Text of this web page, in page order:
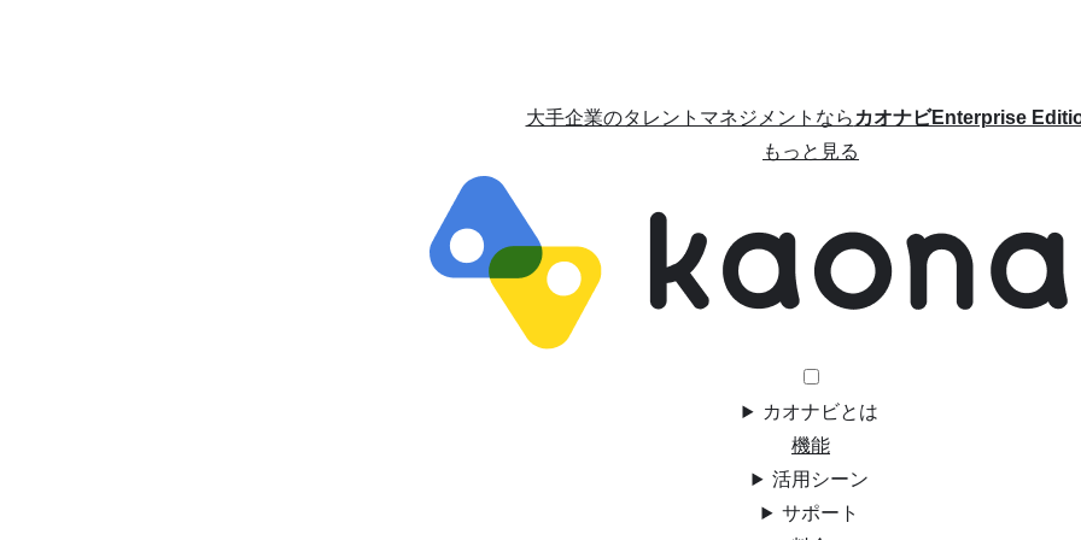
大手企業のタレントマネジメントならカオナビEnterprise
もっと見る
カオナビとは
機能
活用シーン
サポート